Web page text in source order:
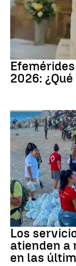
2026:
Crisis migratoria
Los
atienden a
en las